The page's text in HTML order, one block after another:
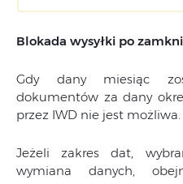
Blokada wysyłki po
Gdy dany miesiąc
dokumentów za dany
przez IWD nie jest możliwa.
Jeżeli zakres dat,
wymiana danych,